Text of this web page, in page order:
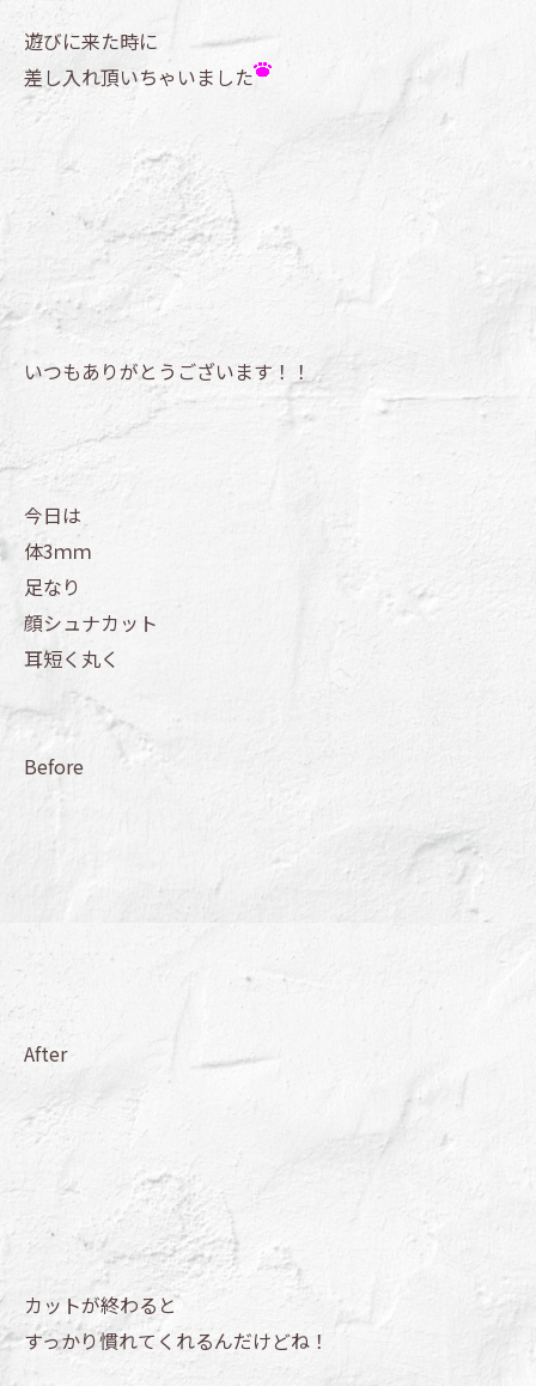
遊びに来た時に
差し入れ頂いちゃいました
いつもありがとうございます！！
今日は
体3ｍｍ
足なり
顔シュナカット
耳短く丸く
Before
After
カットが終わると
すっかり慣れてくれるんだけどね！